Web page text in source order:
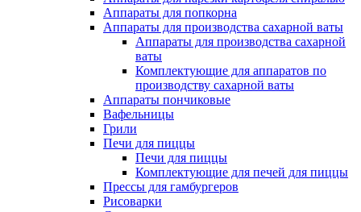
Аппараты для попкорна
Аппараты для производства сахарной ваты
Аппараты для производства сахарной
ваты
Комплектующие для аппаратов по
производству сахарной ваты
Аппараты пончиковые
Вафельницы
Грили
Печи для пиццы
Печи для пиццы
Комплектующие для печей для пиццы
Прессы для гамбургеров
Рисоварки